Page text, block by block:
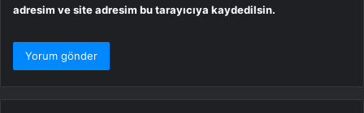
adresim ve site adresim bu tarayıcıya kaydedilsin.